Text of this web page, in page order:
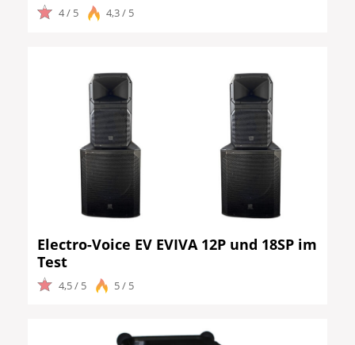
4 / 5 4,3 / 5
Electro-Voice EV EVIVA 12P und 18SP im
Test
4,5 / 5 5 / 5